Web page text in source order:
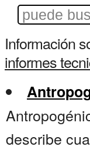
Información
informes
describe